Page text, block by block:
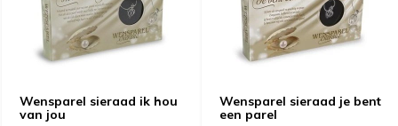
Wensparel sieraad ik hou
van jou
Wensparel sieraad je bent
een parel